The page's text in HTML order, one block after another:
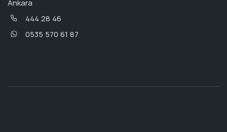
Ankara
444 28 46
0535 570 61 87